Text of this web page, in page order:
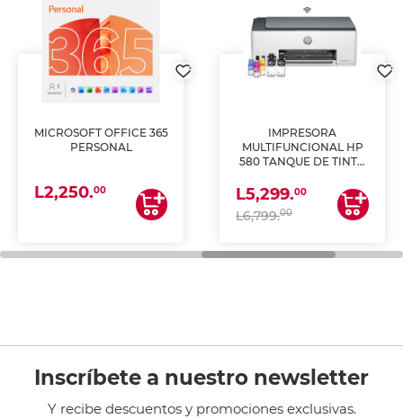
MICROSOFT OFFICE 365
PERSONAL
L2,250.00
IMPRESORA
MULTIFUNCIONAL HP
580 TANQUE DE TINTA
ESCANEA)
L5,299.00
L6,799.00
Inscríbete a nuestro newsletter
Y recibe descuentos y promociones exclusivas.